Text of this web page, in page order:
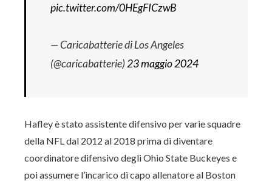
pic.twitter.com/0HEgFICzwB
— Caricabatterie di Los Angeles
(@caricabatterie) 23 maggio 2024
Hafley è stato assistente difensivo per varie squadre
della NFL dal 2012 al 2018 prima di diventare
coordinatore difensivo degli Ohio State Buckeyes e
poi assumere l’incarico di capo allenatore al Boston